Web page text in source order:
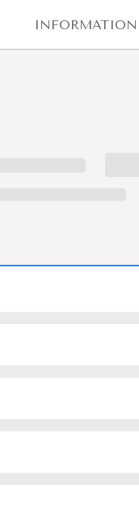
INFORMATION